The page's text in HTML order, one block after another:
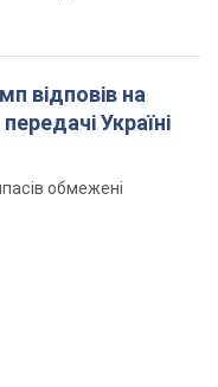
відповів на
Україні
обмежені